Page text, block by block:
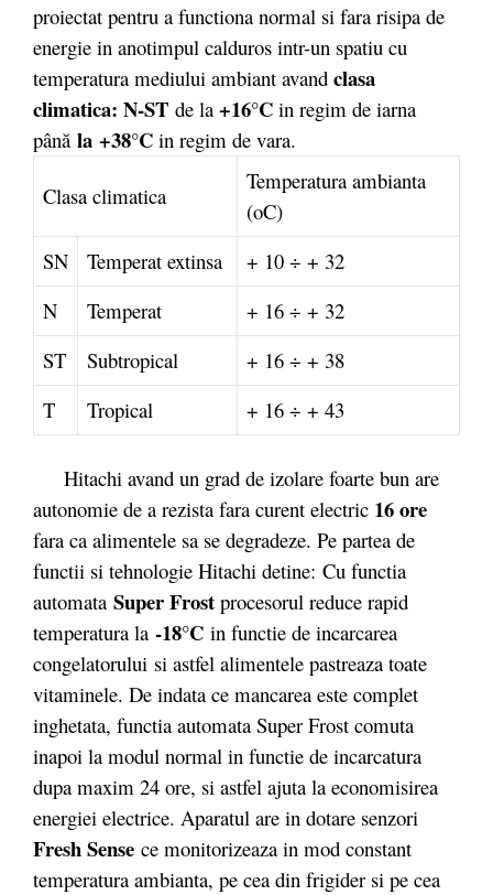
proiectat pentru a functiona normal si fara risipa de
energie in anotimpul calduros intr-un spatiu cu
temperatura mediului ambiant avand clasa
climatica: N-ST de la +16°C in regim de iarna
până la +38°C in regim de vara.
Clasa climatica
Temperatura ambianta
(oC)
SN
Temperat extinsa
+ 10 ÷ + 32
N
Temperat
+ 16 ÷ + 32
ST
Subtropical
+ 16 ÷ + 38
T
Tropical + 16 ÷ + 43
Hitachi avand un grad de izolare foarte bun are
autonomie de a rezista fara curent electric 16 ore
fara ca alimentele sa se degradeze. Pe partea de
functii si tehnologie Hitachi detine: Cu functia
automata Super Frost procesorul reduce rapid
temperatura la -18°C in functie de incarcarea
congelatorului si astfel alimentele pastreaza toate
vitaminele. De indata ce mancarea este complet
inghetata, functia automata Super Frost comuta
inapoi la modul normal in functie de incarcatura
dupa maxim 24 ore, si astfel ajuta la economisirea
energiei electrice. Aparatul are in dotare senzori
Fresh Sense ce monitorizeaza in mod constant
temperatura ambianta, pe cea din frigider si pe cea